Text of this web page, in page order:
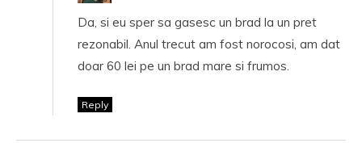
Da, si eu sper sa gasesc un brad la un pret
rezonabil. Anul trecut am fost norocosi, am dat
doar 60 lei pe un brad mare si frumos.
Reply